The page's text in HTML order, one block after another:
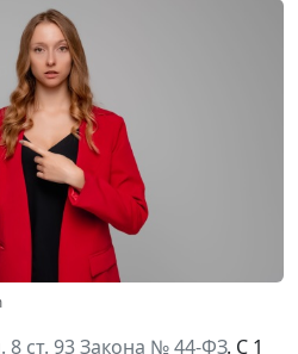
8 ст. 93 Закона № 44-ФЗ. С 1